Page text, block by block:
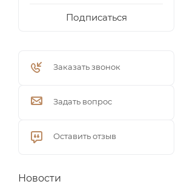
Подписаться
Заказать звонок
Задать вопрос
Оставить отзыв
Новости